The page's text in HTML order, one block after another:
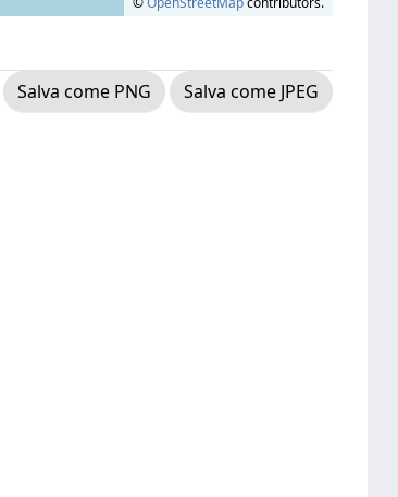
Salva come PNG
Salva come JPEG